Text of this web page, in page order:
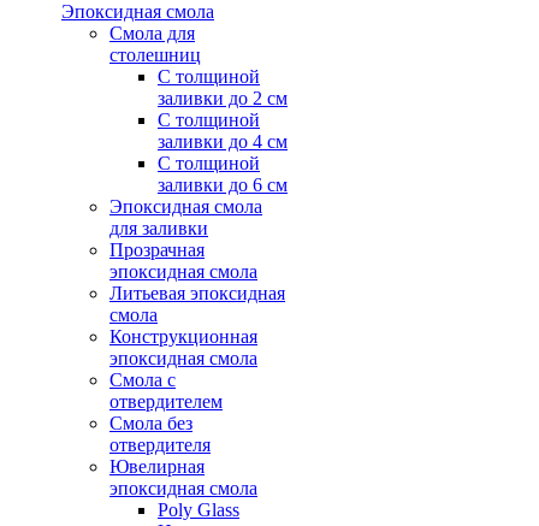
Эпоксидная смола
Смола для
столешниц
С толщиной
заливки до 2 см
С толщиной
заливки до 4 см
С толщиной
заливки до 6 см
Эпоксидная смола
для заливки
Прозрачная
эпоксидная смола
Литьевая эпоксидная
смола
Конструкционная
эпоксидная смола
Смола с
отвердителем
Смола без
отвердителя
Ювелирная
эпоксидная смола
Poly Glass